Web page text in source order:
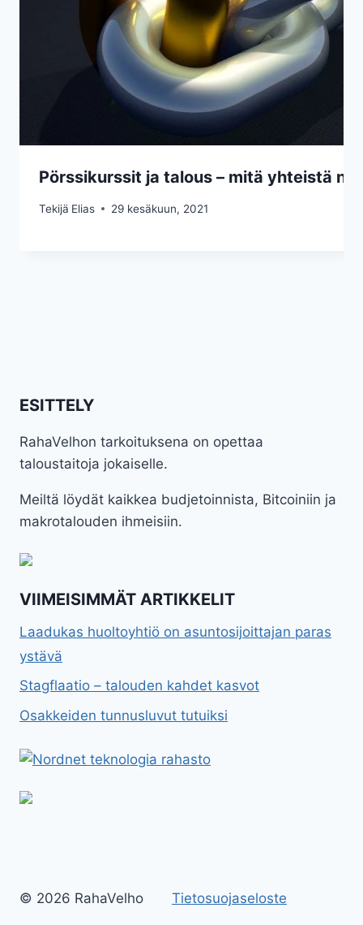
Pörssikurssit ja talous – mitä yhteistä
Tekijä Elias 29 kesäkuun, 2021
ESITTELY
RahaVelhon tarkoituksena on opettaa
taloustaitoja jokaiselle.
Meiltä löydät kaikkea budjetoinnista, Bitcoiniin ja
makrotalouden ihmeisiin.
VIIMEISIMMÄT ARTIKKELIT
Laadukas huoltoyhtiö on asuntosijoittajan paras
ystävä
Stagflaatio – talouden kahdet kasvot
Osakkeiden tunnusluvut tutuiksi
© 2026 RahaVelho Tietosuojaseloste